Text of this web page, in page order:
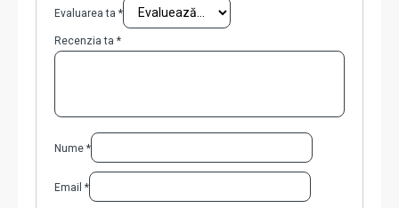
Evaluarea ta *
Recenzia ta *
Nume *
Email *